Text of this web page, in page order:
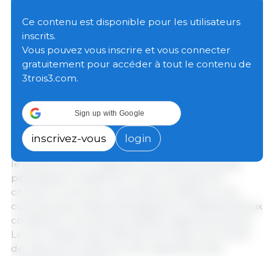
examiner les systèmes de contrôle officiel,
d’évaluation des risques et les limites maximales de
résidus (LMR) applicables aux aliments d’origine
animale destinés à l’Union européenne. L’activité a
été organisée par l’Agence espagnole de sécurité
financier de la Banque de développement
d’Amérique latine et des Caraïbes (CAF).
Cet échange revêt une importance particulière pour
le secteur porcin régional, car plusieurs des pays
participants considèrent l’Union européenne
comme l’un de leurs marchés prioritaires, où les
contrôles des résidus biologiques et médicamenteux
constituent l’une des principales exigences d’accès.
Le non-respect des LMR est une cause récurrente
de refus aux frontières et de suspensions des
Ce contenu est disponible pour les utilisateurs
inscrits.
Vous pouvez vous inscrire et vous connecter
gratuitement pour accéder à tout le contenu de
3trois3.com.
Sign up with Google
inscrivez-vous login